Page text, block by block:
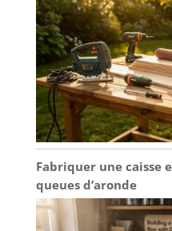
Fabriquer une caisse
queues d’aronde